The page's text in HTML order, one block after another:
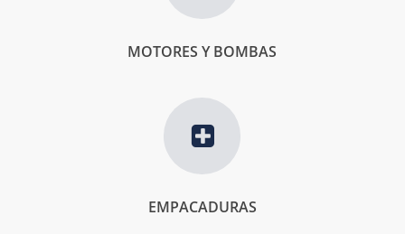
MOTORES Y BOMBAS
EMPACADURAS